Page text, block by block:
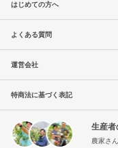
はじめての方へ
よくある質問
運営会社
特商法に基づく表記
生産者
農家さ